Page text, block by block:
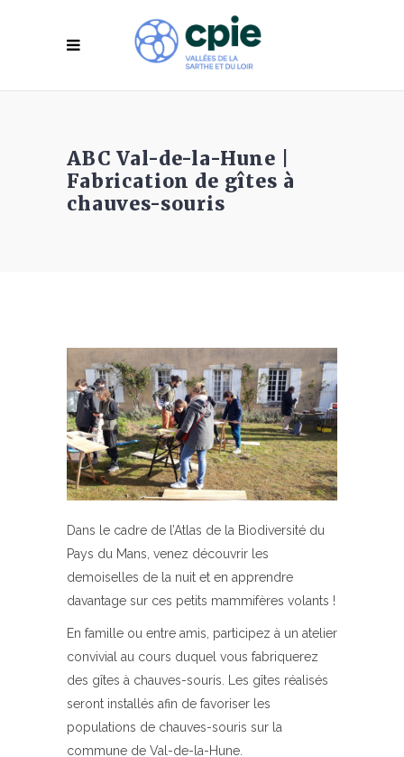
ABC Val-de-la-Hune |
Fabrication de gîtes à
chauves-souris
Dans le cadre de l’Atlas de la Biodiversité du
Pays du Mans, venez découvrir les
demoiselles de la nuit et en apprendre
davantage sur ces petits mammifères volants !
En famille ou entre amis, participez à un atelier
convivial au cours duquel vous fabriquerez
des gîtes à chauves-souris. Les gîtes réalisés
seront installés afin de favoriser les
populations de chauves-souris sur la
commune de Val-de-la-Hune.